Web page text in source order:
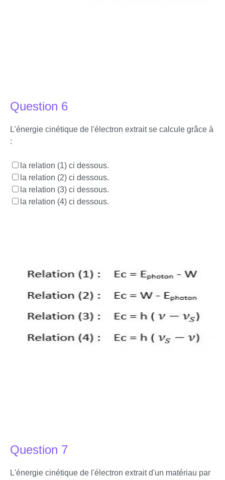
Question 6
L'énergie cinétique de l'électron extrait se calcule grâce à
:
la relation (1) ci dessous.
la relation (2) ci dessous.
la relation (3) ci dessous.
la relation (4) ci dessous.
Question 7
L'énergie cinétique de l'électron extrait d'un matériau par